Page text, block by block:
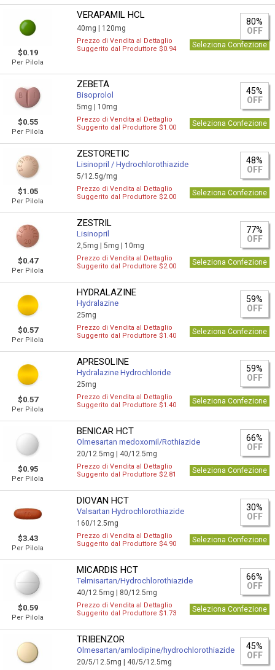
$0.19
Per Pilola
VERAPAMIL HCL
40mg | 120mg
80%
OFF
Prezzo di Vendita al Dettaglio
Suggerito dal Produttore $0.94
Seleziona Confezione
$0.55
Per Pilola
ZEBETA
Bisoprolol
5mg | 10mg
45%
OFF
Prezzo di Vendita al Dettaglio
Suggerito dal Produttore $1.00
Seleziona Confezione
$1.05
Per Pilola
ZESTORETIC
Lisinopril / Hydrochlorothiazide
5/12.5g/mg
48%
OFF
Prezzo di Vendita al Dettaglio
Suggerito dal Produttore $2.00
Seleziona Confezione
$0.47
Per Pilola
ZESTRIL
Lisinopril
2,5mg |5mg | 10mg
77%
OFF
Prezzo di Vendita al Dettaglio
Suggerito dal Produttore $2.00
Seleziona Confezione
$0.57
Per Pilola
HYDRALAZINE
Hydralazine
25mg
59%
OFF
Prezzo di Vendita al Dettaglio
Suggerito dal Produttore $1.40
Seleziona Confezione
$0.57
Per Pilola
APRESOLINE
Hydralazine Hydrochloride
25mg
59%
OFF
Prezzo di Vendita al Dettaglio
Suggerito dal Produttore $1.40
Seleziona Confezione
$0.95
Per Pilola
BENICAR HCT
Olmesartan medoxomil/Rothiazide
20/12.5mg | 40/12.5mg
66%
OFF
Prezzo di Vendita al Dettaglio
Suggerito dal Produttore $2.81
Seleziona Confezione
$3.43
Per Pilola
DIOVAN HCT
Valsartan Hydrochlorothiazide
160/12.5mg
30%
OFF
Prezzo di Vendita al Dettaglio
Suggerito dal Produttore $4.90
Seleziona Confezione
$0.59
Per Pilola
MICARDIS HCT
Telmisartan/Hydrochlorothiazide
40/12.5mg | 80/12.5mg
66%
OFF
Prezzo di Vendita al Dettaglio
Suggerito dal Produttore $1.73
Seleziona Confezione
TRIBENZOR
Olmesartan/amlodipine/hydrochlorothiazide
20/5/12.5mg | 40/5/12.5mg
45%
OFF